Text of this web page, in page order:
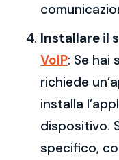
Installare il
VoIP: Se hai
richiede
installa
dispositivo.
specifico,